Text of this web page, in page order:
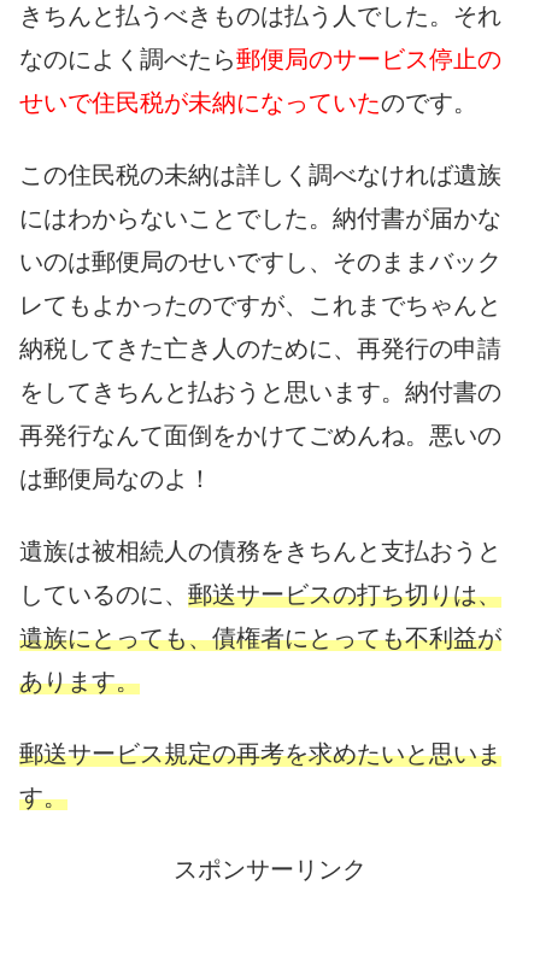
きちんと払うべきものは払う人でした。それ
なのによく調べたら郵便局のサービス停止の
せいで住民税が未納になっていたのです。
この住民税の未納は詳しく調べなければ遺族
にはわからないことでした。納付書が届かな
いのは郵便局のせいですし、そのままバック
レてもよかったのですが、これまでちゃんと
納税してきた亡き人のために、再発行の申請
をしてきちんと払おうと思います。納付書の
再発行なんて面倒をかけてごめんね。悪いの
は郵便局なのよ！
遺族は被相続人の債務をきちんと支払おうと
しているのに、 郵送サービスの打ち切りは、
遺族にとっても、債権者にとっても不利益が
あります。
郵送サービス規定の再考を求めたいと思いま
す。
スポンサーリンク